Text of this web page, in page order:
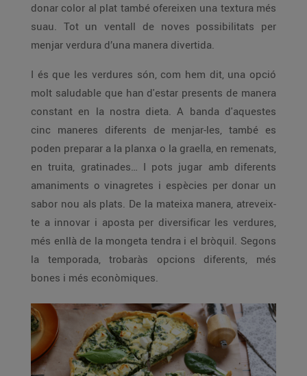
donar color al plat també ofereixen una textura més
suau. Tot un ventall de noves possibilitats per
menjar verdura d’una manera divertida.
I és que les verdures són, com hem dit, una opció
molt saludable que han d'estar presents de manera
constant en la nostra dieta. A banda d'aquestes
cinc maneres diferents de menjar-les, també es
poden preparar a la planxa o la graella, en remenats,
en truita, gratinades… I pots jugar amb diferents
amaniments o vinagretes i espècies per donar un
sabor nou als plats. De la mateixa manera, atreveix-
te a innovar i aposta per diversificar les verdures,
més enllà de la mongeta tendra i el bròquil. Segons
la temporada, trobaràs opcions diferents, més
bones i més econòmiques.